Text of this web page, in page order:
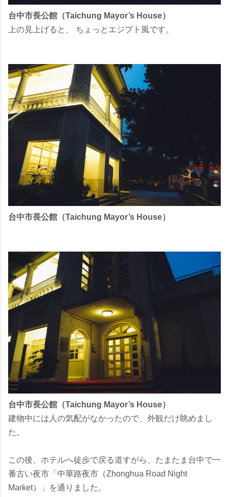
台中市長公館（Taichung Mayor’s House）
上の見上げると、 ちょっとエジプト風です。
台中市長公館（Taichung Mayor’s House）
台中市長公館（Taichung Mayor’s House）
建物中には人の気配がなかったので、外観だけ眺めまし
た。
この後、ホテルへ徒歩で戻る道すがら、たまたま台中で一
番古い夜市「中華路夜市（Zhonghua Road Night
Market）」を通りました。